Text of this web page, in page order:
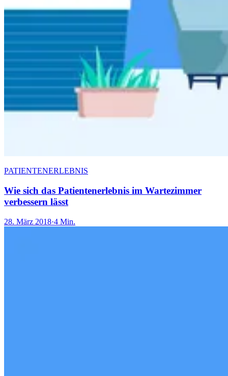
PATIENTENERLEBNIS
Wie sich das Patientenerlebnis im Wartezimmer
verbessern lässt
28. März 2018·4 Min.